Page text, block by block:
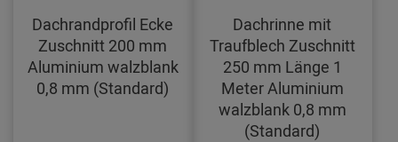
Dachrandprofil Ecke
Zuschnitt 200 mm
Aluminium walzblank
0,8 mm (Standard)
Dachrinne mit
Traufblech Zuschnitt
250 mm Länge 1
Meter Aluminium
walzblank 0,8 mm
(Standard)